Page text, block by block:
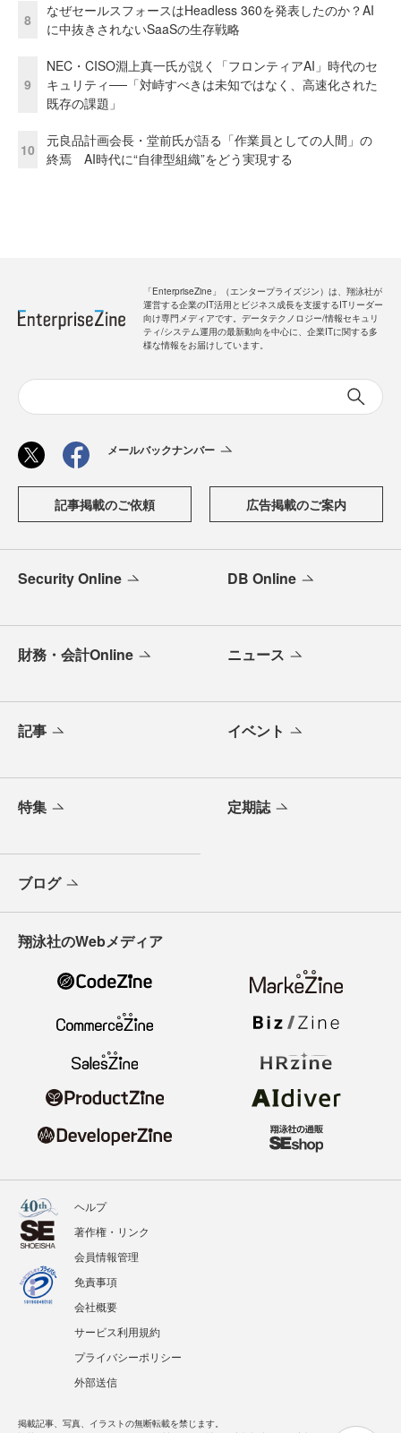
8
なぜセールスフォースはHeadless 360を発表したのか？AI
に中抜きされないSaaSの生存戦略
9
NEC・CISO淵上真一氏が説く「フロンティアAI」時代のセ
キュリティ──「対峙すべきは未知ではなく、高速化された
既存の課題」
10
元良品計画会長・堂前氏が語る「作業員としての人間」の
終焉 AI時代に“自律型組織”をどう実現する
「EnterpriseZine」（エンタープライズジン）は、翔泳社が
運営する企業のIT活用とビジネス成長を支援するITリーダー
向け専門メディアです。データテクノロジー/情報セキュリ
ティ/システム運用の最新動向を中心に、企業ITに関する多
様な情報をお届けしています。
メールバックナンバー
記事掲載のご依頼 広告掲載のご案内
Security Online DB Online
財務・会計Online ニュース
記事 イベント
特集 定期誌
ブログ
翔泳社のWebメディア
ヘルプ
著作権・リンク
会員情報管理
免責事項
会社概要
サービス利用規約
プライバシーポリシー
外部送信
掲載記事、写真、イラストの無断転載を禁じます。